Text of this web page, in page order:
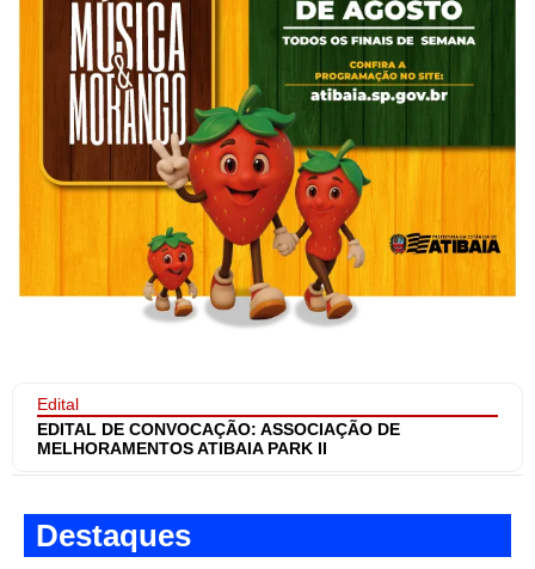
Edital
EDITAL DE CONVOCAÇÃO: ASSOCIAÇÃO DE
MELHORAMENTOS ATIBAIA PARK II
Destaques